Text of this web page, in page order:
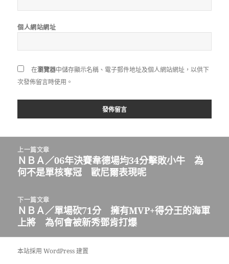
個人網站網址
在瀏覽器中儲存顯示名稱、電子郵件地址及個人網站網址，以供下
次發佈留言時使用。
上一篇文章
上
一
文
章:
ＮＢＡ／06年決賽韋德場均34分擊敗小牛 為
何不是單核奪冠 歐尼爾表現呢
下一篇文章
下
一
篇
文
ＮＢＡ／單場砍71分 擁有MVP+得分王的海軍
上將 為何會被新秀鄧肯打爆
本站採用 WordPress 建置